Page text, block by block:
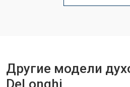
Другие модели
DeLonghi